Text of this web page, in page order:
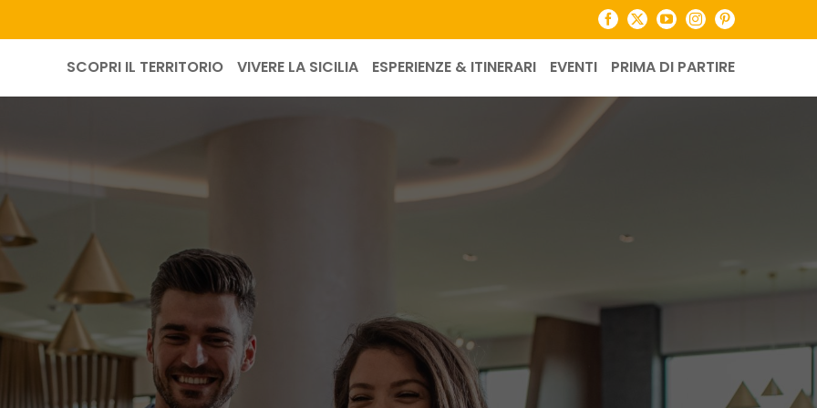
Facebook
X YouTubeInstagramPinterest
SCOPRI IL TERRITORIO VIVERE LA SICILIA ESPERIENZE & ITINERARI EVENTI PRIMA DI PARTIRE